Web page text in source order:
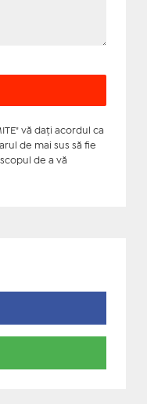
vă daţi acordul ca
de mai sus să fie
de a vă